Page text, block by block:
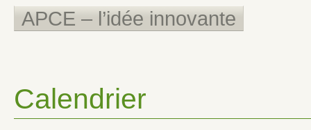
APCE – l’idée innovante
Calendrier